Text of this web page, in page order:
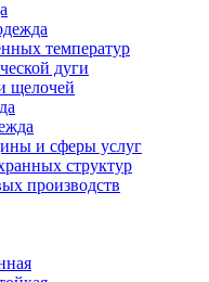
температур
дуги
щелочей
и сферы услуг
структур
производств